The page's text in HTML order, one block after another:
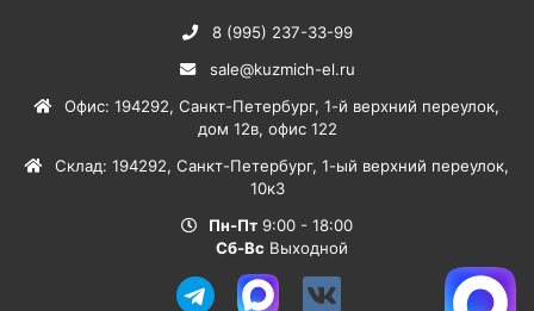
8 (995) 237-33-99
sale@kuzmich-el.ru
Офис: 194292, Санкт-Петербург, 1-й верхний переулок,
дом 12в, офис 122
Склад: 194292, Санкт-Петербург, 1-ый верхний переулок,
10к3
Пн-Пт 9:00 - 18:00
Сб-Вс Выходной